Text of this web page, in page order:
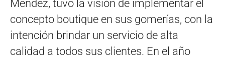
Mendez, tuvo la visión de implementar el
concepto boutique en sus gomerías, con la
intención brindar un servicio de alta
calidad a todos sus clientes. En el año